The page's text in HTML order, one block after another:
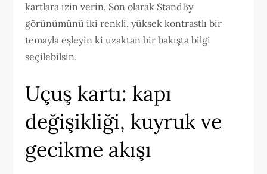
kartlara izin verin. Son olarak StandBy
görünümünü iki renkli, yüksek kontrastlı bir
temayla eşleyin ki uzaktan bir bakışta bilgi
seçilebilsin.
Uçuş kartı: kapı
değişikliği, kuyruk ve
gecikme akışı